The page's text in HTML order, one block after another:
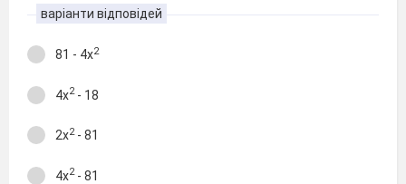
варіанти відповідей
81 - 4x2
4x2- 18
2x2- 81
4x2- 81